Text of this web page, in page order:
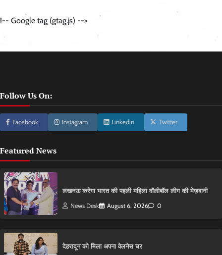
!-- Google tag (gtag.js) -->
Follow Us On:
Facebook Instagram Linkedin Twitter
Featured News
लखनऊ करेगा भारत की पहली महिला वॉलीबॉल लीग की मेज़बानी
News Desk August 6, 2026 0
देहरादून को मिला अपना वेलनेस घर